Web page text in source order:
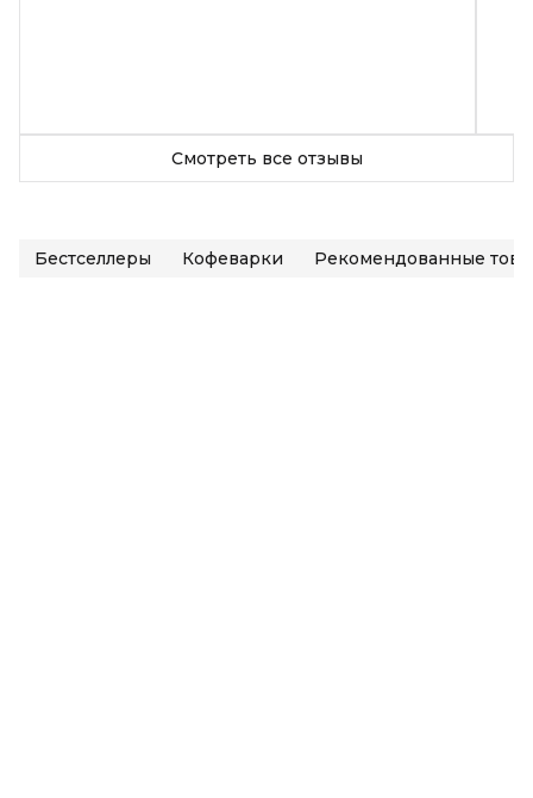
Смотреть все отзывы
Бестселлеры Кофеварки Рекомендованные